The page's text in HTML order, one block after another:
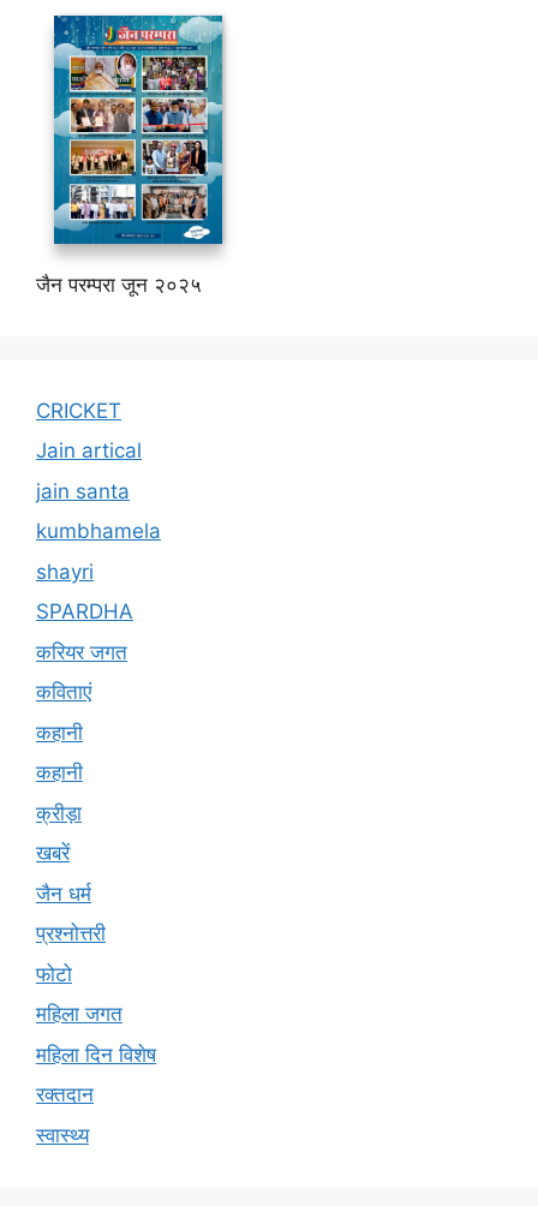
जैन परम्परा जून २०२५
CRICKET
Jain artical
jain santa
kumbhamela
shayri
SPARDHA
करियर जगत
कविताएं
कहानी
कहानी
क्रीड़ा
खबरें
जैन धर्म
प्रश्नोत्तरी
फोटो
महिला जगत
महिला दिन विशेष
रक्तदान
स्वास्थ्य